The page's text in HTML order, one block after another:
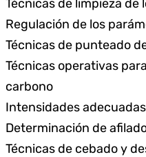
Técnicas de limpieza de
Regulación de los
Técnicas de punteado
Técnicas operativas
carbono
Intensidades
Determinación de
Técnicas de cebado y